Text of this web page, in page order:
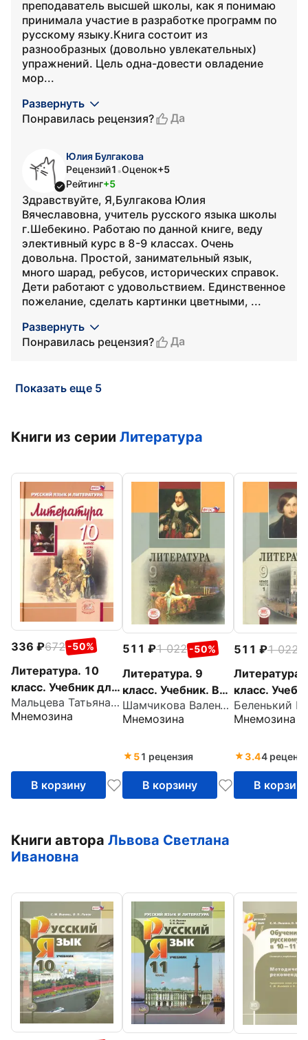
преподаватель высшей школы, как я понимаю
принимала участие в разработке программ по
русскому языку.Книга состоит из
разнообразных (довольно увлекательных)
упражнений. Цель одна-довести овладение
мор...
Развернуть
Понравилась рецензия?
Да
Юлия Булгакова
Рецензий1 •Оценок+5
Рейтинг+5
Здравствуйте, Я,Булгакова Юлия
Вячеславовна, учитель русского языка школы
г.Шебекино. Работаю по данной книге, веду
элективный курс в 8-9 классах. Очень
довольна. Простой, занимательный язык,
много шарад, ребусов, исторических справок.
Дети работают с удовольствием. Единственное
пожелание, сделать картинки цветными, ...
Развернуть
Понравилась рецензия?
Да
Показать еще 5
Книги из серии Литература
336 672 -50%
Литература. 10
класс. Учебник для
общеобразователь
ных учреждений.
Мальцева Татьяна Владимировна
Мнемозина
В корзину
511 1 022 -50%
Литература. 9
класс. Учебник. В
3-х частях. Часть
3. ФГОС
Шамчикова Валентина Максимовна
Мнемозина
51 рецензия
В корзину
511 1 022
Литература.
класс.
3-х частях.
1. ФГОС
Мнемозина
3.44
В корзину
Книги автора Львова Светлана
Ивановна